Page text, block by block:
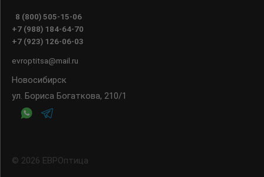
8 (800) 505-15-06
+7 (988) 184-64-70
+7 (923) 126-06-03
evroptitsa@mail.ru
Новосибирск
ул. Бориса Богаткова, 210/1
© 2026 ЕВРОптица